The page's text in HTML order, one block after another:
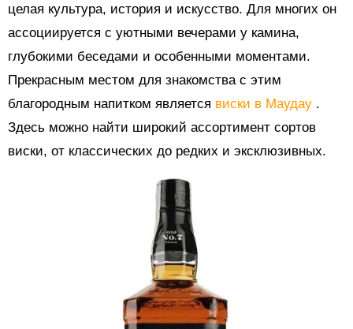
целая культура, история и искусство. Для многих он
ассоциируется с уютными вечерами у камина,
глубокими беседами и особенными моментами.
Прекрасным местом для знакомства с этим
благородным напитком является виски в Маудау .
Здесь можно найти широкий ассортимент сортов
виски, от классических до редких и эксклюзивных.